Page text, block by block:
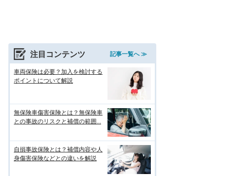
注目コンテンツ 記事一覧へ ≫
車両保険は必要？加入を検討する
ポイントについて解説
無保険車傷害保険とは？無保険車
との事故のリスクと補償の範囲...
自損事故保険とは？補償内容や人
身傷害保険などとの違いを解説